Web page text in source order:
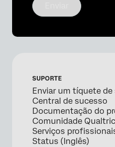
SUPORTE
Enviar um tíquete
Central de sucesso
Documentação do
Comunidade
Serviços
Status (Inglês)